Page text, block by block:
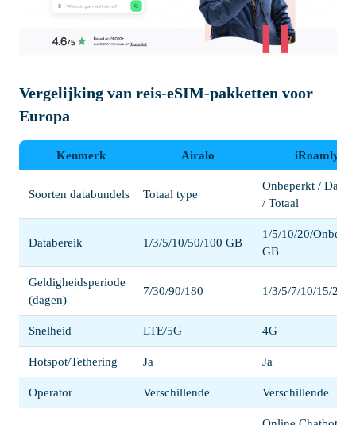
Vergelijking van reis-eSIM-pakketten voor
Europa
Kenmerk Airalo iRoamly
Soorten databundels Totaal type
Onbeperkt /
/ Totaal
Databereik 1/3/5/10/50/100 GB
1/5/10/20/
GB
Geldigheidsperiode
(dagen)
7/30/90/180 1/3/5/7/10/15/20/
Snelheid LTE/5G 4G
Hotspot/Tethering Ja Ja
Operator Verschillende Verschillende